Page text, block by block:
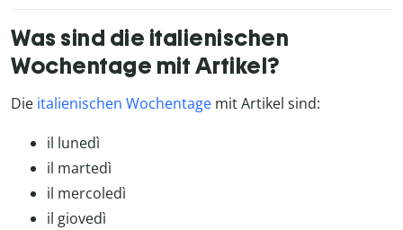
Was sind die italienischen
Wochentage mit Artikel?
Die italienischen Wochentage mit Artikel sind:
il lunedì
il martedì
il mercoledì
il giovedì